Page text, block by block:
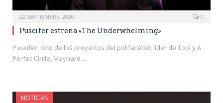
22 SEPTIEMBRE, 2020 0
Puscifer estrena «The Underwhelming»
Puscifer, otro de los proyectos del polifacético líder de Tool y A
Perfec Circle, Maynard…
NOTICIAS